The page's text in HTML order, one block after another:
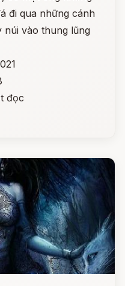
đi qua những cánh
núi vào thung lũng
đọc